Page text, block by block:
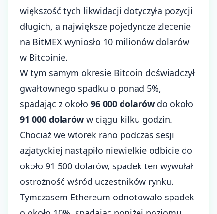
większość tych likwidacji dotyczyła pozycji
długich, a największe pojedyncze zlecenie
na BitMEX wyniosło 10 milionów dolarów
w Bitcoinie.
W tym samym okresie Bitcoin doświadczył
gwałtownego spadku o ponad 5%,
spadając z około 96 000 dolarów do około
91 000 dolarów w ciągu kilku godzin.
Chociaż we wtorek rano podczas sesji
azjatyckiej nastąpiło niewielkie odbicie do
około 91 500 dolarów, spadek ten wywołał
ostrożność wśród uczestników rynku.
Tymczasem Ethereum odnotowało spadek